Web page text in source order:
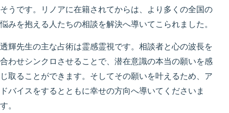
そうです。リノアに在籍されてからは、より多くの全国の
悩みを抱える人たちの相談を解決へ導いてこられました。
透輝先生の主な占術は霊感霊視です。相談者と心の波長を
合わせシンクロさせることで、潜在意識の本当の願いを感
じ取ることができます。そしてその願いを叶えるため、ア
ドバイスをするとともに幸せの方向へ導いてくださいま
す。